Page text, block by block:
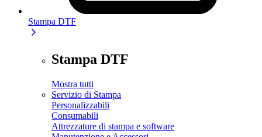
Stampa DTF
Stampa DTF
Mostra tutti
Servizio di Stampa
Personalizzabili
Consumabili
Attrezzature di stampa e software